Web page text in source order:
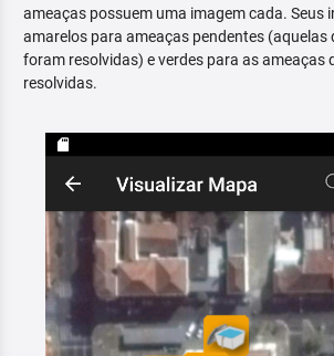
ameaças possuem uma imagem cada. Seus
amarelos para ameaças pendentes (aquelas
foram resolvidas) e verdes para as ameaças
resolvidas.